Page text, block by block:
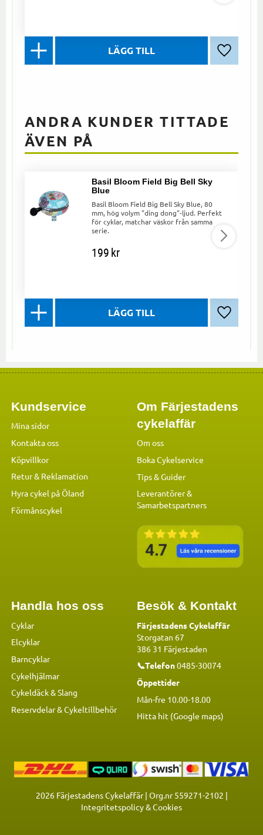
Lägg till
ANDRA KUNDER TITTADE
ÄVEN PÅ
Basil Bloom Field Big Bell Sky
Blue
Basil Bloom Field Big Bell Sky Blue, 80
mm, hög volym "ding dong"-ljud. Perfekt
för cyklar, matchar väskor från samma
serie.
199kr
Lägg till
Kundservice
Mina sidor
Kontakta oss
Köpvillkor
Retur & Reklamation
Hyra cykel på Öland
Förmånscykel
Om Färjestadens
cykelaffär
Om oss
Boka Cykelservice
Tips & Guider
Leverantörer &
Samarbetspartners
Handla hos oss
Cyklar
Elcyklar
Barncyklar
Cykelhjälmar
Cykeldäck & Slang
Reservdelar&Cykeltillbehör
Besök & Kontakt
Färjestadens Cykelaffär
Storgatan 67
386 31 Färjestaden
📞Telefon0485-30074
Öppettider
Mån-fre 10.00-18.00
Hitta hit (Google maps)
2026Färjestadens Cykelaffär | Org.nr 559271-2102 |
Integritetspolicy & Cookies